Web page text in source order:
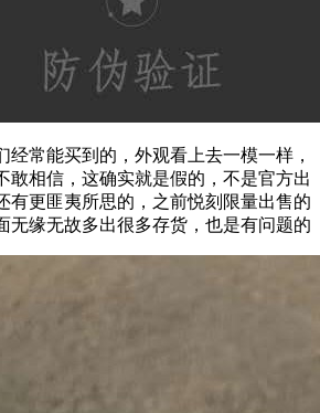
经常能买到的，外观看上去一模一样，
敢相信，这确实就是假的，不是官方出
有更匪夷所思的，之前悦刻限量出售的
无缘无故多出很多存货，也是有问题的